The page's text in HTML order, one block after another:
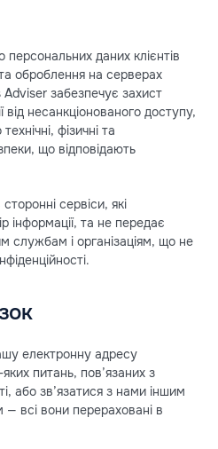
даних клієнтів
та оброблення на серверах
забезпечує захист
від несанкціонованого доступу,
фізичні та
що відповідають
сервіси, які
інформації, та не передає
службам і організаціям, що не
електронну адресу
питань, пов’язаних з
або зв’язатися з нами іншим
всі вони перераховані в